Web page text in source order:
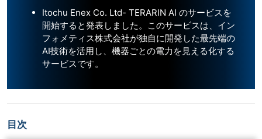
Itochu Enex Co. Ltd- TERARIN AI のサービスを
開始すると発表しました。このサービスは、イン
フォメティス株式会社が独自に開発した最先端の
AI技術を活用し、機器ごとの電力を見える化する
サービスです。
目次